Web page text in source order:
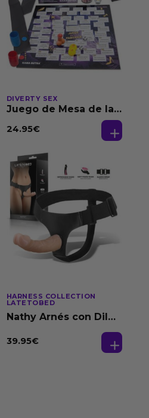
DIVERTY SEX
Juego de Mesa de las
24.95€
HARNESS COLLECTION
LATETOBED
Nathy Arnés con Dildo
39.95€